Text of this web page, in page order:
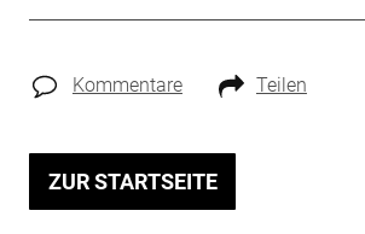
Kommentare Teilen
ZUR STARTSEITE